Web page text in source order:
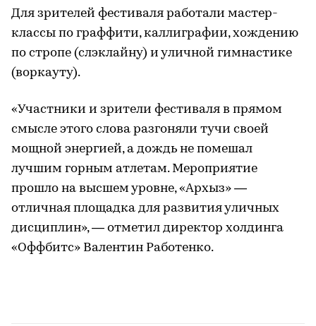
Для зрителей фестиваля работали мастер-
классы по граффити, каллиграфии, хождению
по стропе (слэклайну) и уличной гимнастике
(воркауту).
«Участники и зрители фестиваля в прямом
смысле этого слова разгоняли тучи своей
мощной энергией, а дождь не помешал
лучшим горным атлетам. Мероприятие
прошло на высшем уровне, «Архыз» —
отличная площадка для развития уличных
дисциплин», — отметил директор холдинга
«Оффбитс» Валентин Работенко.